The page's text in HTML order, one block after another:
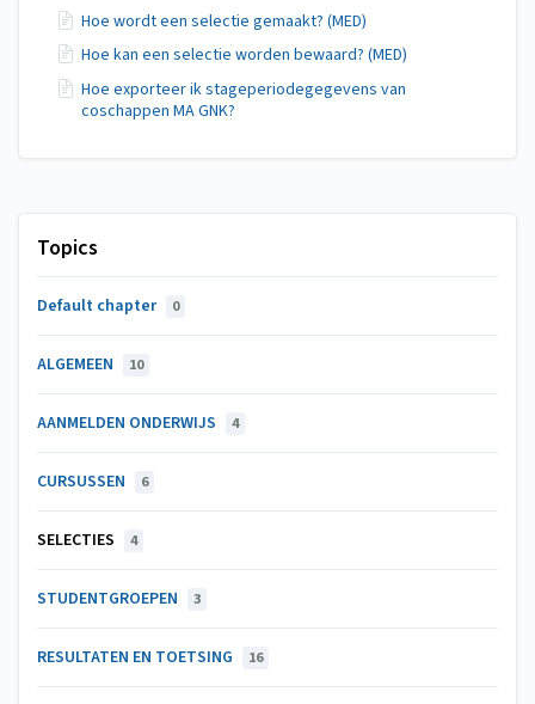
Topics
Default chapter 0
ALGEMEEN 10
AANMELDEN ONDERWIJS 4
CURSUSSEN 6
SELECTIES 4
STUDENTGROEPEN 3
RESULTATEN EN TOETSING 16
Hoe wordt een selectie gemaakt? (MED)
Hoe kan een selectie worden bewaard? (MED)
Hoe exporteer ik stageperiodegegevens van
coschappen MA GNK?